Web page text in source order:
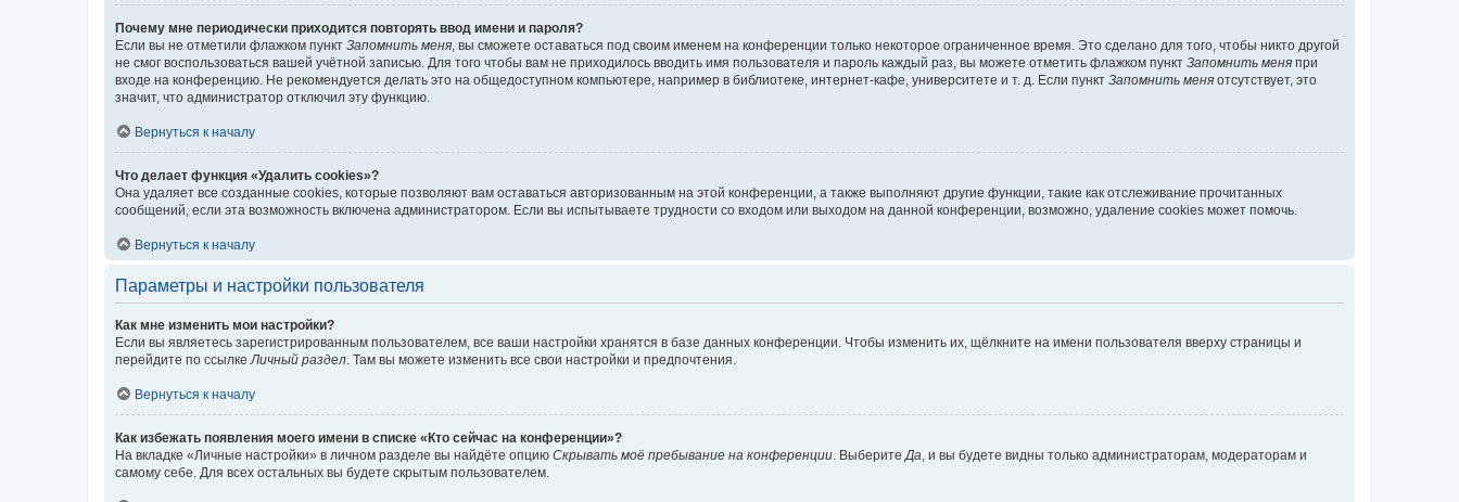
Почему мне периодически приходится повторять ввод имени и пароля?
Если вы не отметили флажком пункт Запомнить меня, вы сможете оставаться под своим именем на конференции только некоторое ограниченное время. Это сделано для того, чтобы никто другой
не смог воспользоваться вашей учётной записью. Для того чтобы вам не приходилось вводить имя пользователя и пароль каждый раз, вы можете отметить флажком пункт Запомнить меня при
входе на конференцию. Не рекомендуется делать это на общедоступном компьютере, например в библиотеке, интернет-кафе, университете и т. д. Если пункт Запомнить меня отсутствует, это
значит, что администратор отключил эту функцию.
Вернуться к началу
Что делает функция «Удалить cookies»?
Она удаляет все созданные cookies, которые позволяют вам оставаться авторизованным на этой конференции, а также выполняют другие функции, такие как отслеживание прочитанных
сообщений, если эта возможность включена администратором. Если вы испытываете трудности со входом или выходом на данной конференции, возможно, удаление cookies может помочь.
Вернуться к началу
Параметры и настройки пользователя
Как мне изменить мои настройки?
Если вы являетесь зарегистрированным пользователем, все ваши настройки хранятся в базе данных конференции. Чтобы изменить их, щёлкните на имени пользователя вверху страницы и
перейдите по ссылкеЛичный раздел. Там вы можете изменить все свои настройки и предпочтения.
Вернуться к началу
Как избежать появления моего имени в списке «Кто сейчас на конференции»?
На вкладке «Личные настройки» в личном разделе вы найдёте опцию Скрывать моё пребывание на конференции. ВыберитеДа, и вы будете видны только администраторам, модераторам и
самому себе. Для всех остальных вы будете скрытым пользователем.